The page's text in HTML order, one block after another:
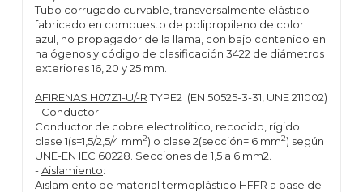
Tubo corrugado curvable, transversalmente elástico
fabricado en compuesto de polipropileno de color
azul, no propagador de la llama, con bajo contenido en
halógenos y código de clasificación 3422 de diámetros
exteriores 16, 20 y 25 mm.
AFIRENAS H07Z1-U/-RTYPE2 (EN 50525-3-31, UNE 211002)
- Conductor:
Conductor de cobre electrolítico, recocido, rígido
clase 1(s=1,5/2,5/4 mm2) o clase 2(sección= 6 mm2) según
UNE-EN IEC 60228. Secciones de 1,5 a 6 mm2.
-Aislamiento:
Aislamiento de material termoplástico HFFR a base de